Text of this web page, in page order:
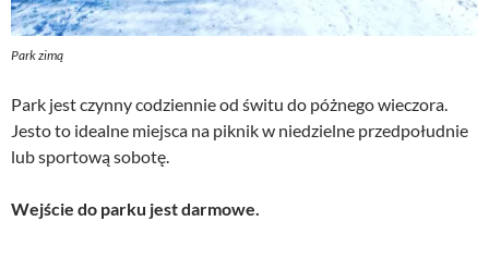
Park zimą
Park jest czynny codziennie od świtu do póżnego wieczora.
Jesto to idealne miejsca na piknik w niedzielne przedpołudnie
lub sportową sobotę.
Wejście do parku jest darmowe.